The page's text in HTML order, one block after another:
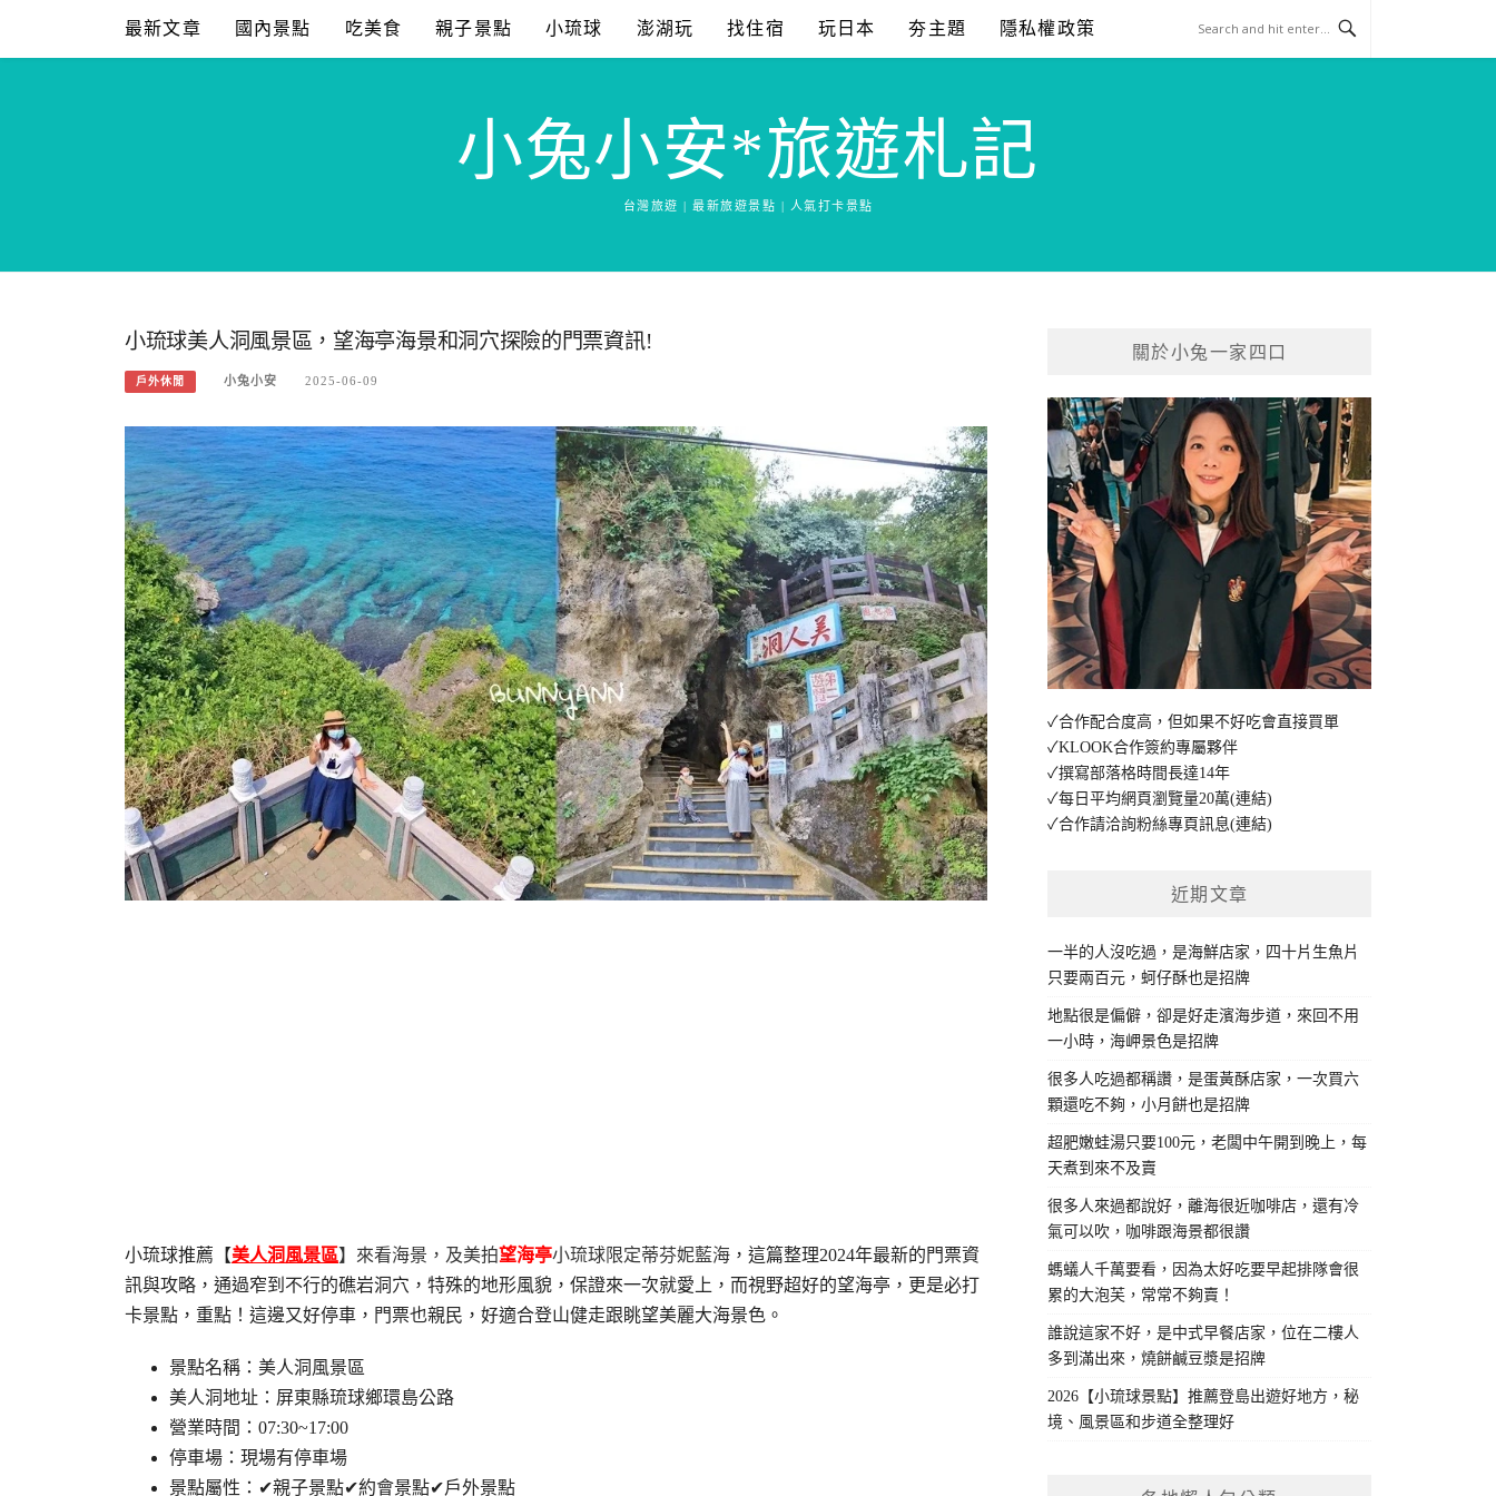
content
最新文章 國內景點 吃美食 親子景點 小琉球 澎湖玩 找住宿 玩日本 夯主題 隱私權政策
小兔小安*旅遊札記
台灣旅遊 | 最新旅遊景點 | 人氣打卡景點
小琉球美人洞風景區，望海亭海景和洞穴探險的門票資訊!
戶外休閒 小兔小安 2025-06-09
小琉球推薦【美人洞風景區】來看海景， 及美拍望海亭小琉球限定蒂芬妮藍海 ，這篇整理2024年最新的門票資
訊與攻略，通過窄到不行的礁岩洞穴，特殊的地形風貌，保證來一次就愛上，而視野超好的望海亭，更是必打
卡景點，重點！這邊又好停車，門票也親民，好適合登山健走跟眺望美麗大海景色。
景點名稱：美人洞風景區
美人洞地址：屏東縣琉球鄉環島公路
營業時間：07:30~17:00
停車場：現場有停車場
景點屬性：✔親子景點✔約會景點✔戶外景點
關於小兔一家四口
✓合作配合度高，但如果不好吃會直接買單
✓KLOOK合作簽約專屬夥伴
✓撰寫部落格時間長達14年
✓每日平均網頁瀏覽量20萬(連結)
✓合作請洽詢粉絲專頁訊息(連結)
近期文章
一半的人沒吃過，是海鮮店家，四十片生魚片
只要兩百元，蚵仔酥也是招牌
地點很是偏僻，卻是好走濱海步道，來回不用
一小時，海岬景色是招牌
很多人吃過都稱讚，是蛋黃酥店家，一次買六
顆還吃不夠，小月餅也是招牌
超肥嫩蛙湯只要100元，老闆中午開到晚上，每
天煮到來不及賣
很多人來過都說好，離海很近咖啡店，還有冷
氣可以吹，咖啡跟海景都很讚
螞蟻人千萬要看，因為太好吃要早起排隊會很
累的大泡芙，常常不夠賣！
誰說這家不好，是中式早餐店家，位在二樓人
多到滿出來，燒餅鹹豆漿是招牌
2026【小琉球景點】推薦登島出遊好地方，秘
境、風景區和步道全整理好